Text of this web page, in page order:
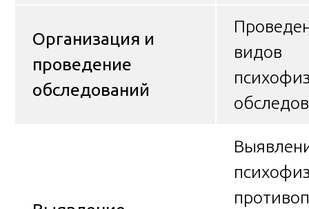
Организация и
проведение
обследований
видов